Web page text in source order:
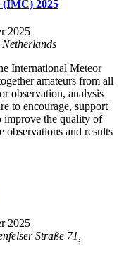
(IMC) 2025
2025
Netherlands
International Meteor
amateurs from all
observation, analysis
to encourage, support
improve the quality of
observations and results
2025
Straße 71,